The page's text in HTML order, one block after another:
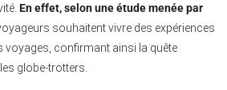
En effet, selon une étude menée par
voyageurs souhaitent vivre des expériences
voyages, confirmant ainsi la quête
globe-trotters.